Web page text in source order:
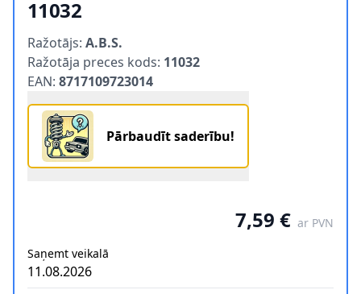
11032
Ražotājs: A.B.S.
Ražotāja preces kods: 11032
EAN: 8717109723014
Pārbaudīt saderību!
7,59 € ar PVN
Saņemt veikalā
11.08.2026